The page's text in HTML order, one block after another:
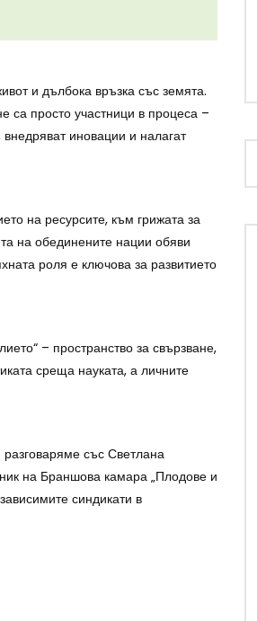
и дълбока връзка със земята.
са просто участници в процеса –
внедряват иновации и налагат
на ресурсите, към грижата за
на обединените нации обяви
роля е ключова за развитието
– пространство за свързване,
среща науката, а личните
със Светлана
на Браншова камара „Плодове и
синдикати в